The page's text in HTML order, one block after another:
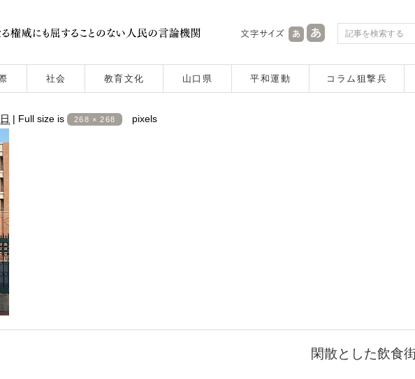
社会 教育文化 山口県 平和運動 コラム狙撃兵
| Full size is 268 × 268 pixels
閑散とした飲食